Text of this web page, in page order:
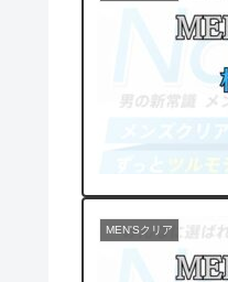
MEN'Sクリア